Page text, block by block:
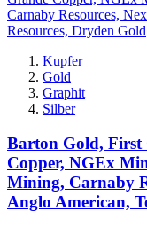
Kupfer
Gold
Graphit
Silber
Barton Gold, First
Copper, NGEx
Mining, Carnaby
Anglo American,